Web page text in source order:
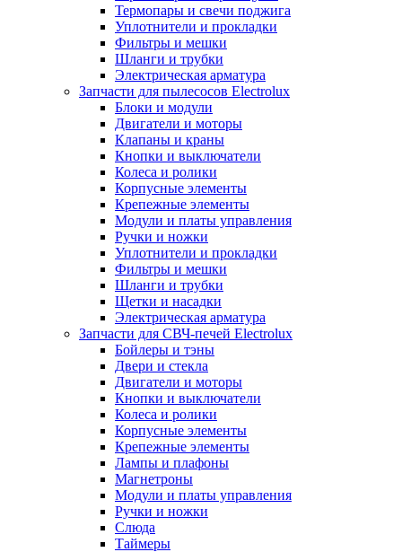
Термопары и свечи поджига
Уплотнители и прокладки
Фильтры и мешки
Шланги и трубки
Электрическая арматура
Запчасти для пылесосов Electrolux
Блоки и модули
Двигатели и моторы
Клапаны и краны
Кнопки и выключатели
Колеса и ролики
Корпусные элементы
Крепежные элементы
Модули и платы управления
Ручки и ножки
Уплотнители и прокладки
Фильтры и мешки
Шланги и трубки
Щетки и насадки
Электрическая арматура
Запчасти для СВЧ-печей Electrolux
Бойлеры и тэны
Двери и стекла
Двигатели и моторы
Кнопки и выключатели
Колеса и ролики
Корпусные элементы
Крепежные элементы
Лампы и плафоны
Магнетроны
Модули и платы управления
Ручки и ножки
Слюда
Таймеры